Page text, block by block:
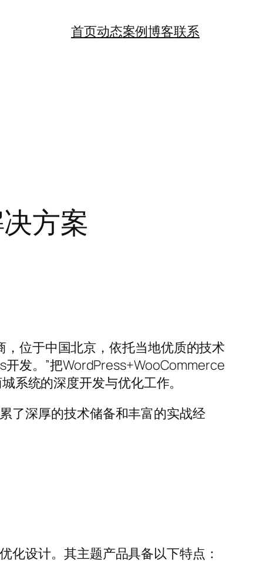
首页动态案例博客联系
方案
位于中国北京，依托当地优质的技术
发。”把WordPress+WooCommerce
系统的深度开发与优化工作。
了深厚的技术储备和丰富的实战经
设计。其主题产品具备以下特点：